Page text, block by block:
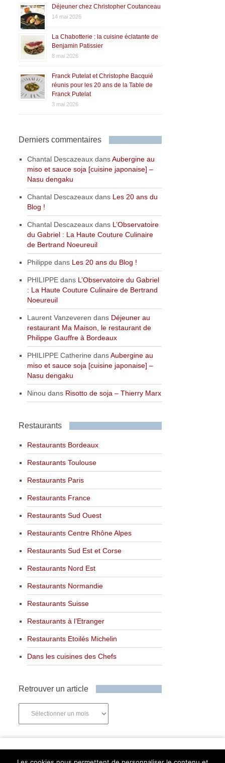
Déjeuner chez Christopher Coutanceau
14 mai 2026
La Chabotterie : la cuisine éclatante de
Benjamin Patissier
8 mai 2026
Franck Putelat et Christophe Bacquié
réunis pour les 20 ans de la Table de
Franck Putelat
3 mai 2026
Derniers commentaires
Chantal Descazeaux dansAubergine au
miso et sauce soja [cuisine japonaise] –
Nasu dengaku
Chantal Descazeaux dans Les 20 ans du
Blog !
Chantal Descazeaux dans L’Observatoire
du Gabriel : La Haute Couture Culinaire
de Bertrand Noeureuil
Philippe dans Les 20 ans du Blog !
PHILIPPE dans L’Observatoire du Gabriel
: La Haute Couture Culinaire de Bertrand
Noeureuil
Laurent Vanzeveren dans Déjeuner au
restaurant Ma Maison, le restaurant de
Philippe Gauffre à Bordeaux
PHILIPPE Catherine dansAubergine au
miso et sauce soja [cuisine japonaise] –
Nasu dengaku
Ninou dans Risotto de soja – Thierry Marx
Restaurants
Restaurants Bordeaux
Restaurants Toulouse
Restaurants Paris
Restaurants France
Restaurants Sud Ouest
Restaurants Centre Rhône Alpes
Restaurants Sud Est et Corse
Restaurants Nord Est
Restaurants Normandie
Restaurants Suisse
Restaurants à l’Etranger
Restaurants Etoilés Michelin
Dans les cuisines des Chefs
Retrouver un article